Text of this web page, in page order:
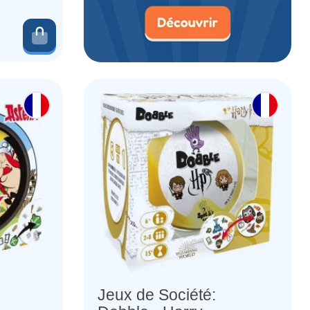
Ajouter au panier
Jeux de Société: